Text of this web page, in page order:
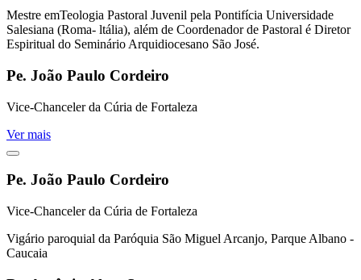
Mestre emTeologia Pastoral Juvenil pela Pontifícia Universidade
Salesiana (Roma- ltália), além de Coordenador de Pastoral é Diretor
Espiritual do Seminário Arquidiocesano São José.
Pe. João Paulo Cordeiro
Vice-Chanceler da Cúria de Fortaleza
Ver mais
Pe. João Paulo Cordeiro
Vice-Chanceler da Cúria de Fortaleza
Vigário paroquial da Paróquia São Miguel Arcanjo, Parque Albano -
Caucaia